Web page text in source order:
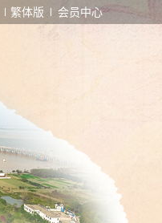
繁体版 会员中心